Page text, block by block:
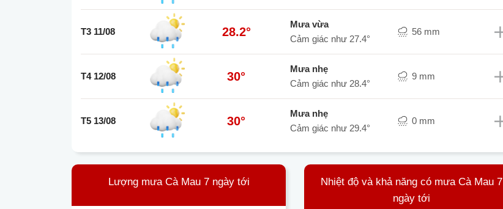
T3 11/08 28.2°
mưa vừa
Cảm giác như 27.4°
56 mm
T4 12/08 30°
mưa nhẹ
Cảm giác như 28.4°
9 mm
T5 13/08 30°
mưa nhẹ
Cảm giác như 29.4°
0 mm
Lượng mưa Cà Mau 7 ngày tới
Nhiệt độ và khả năng có mưa Cà Mau 7
ngày tới